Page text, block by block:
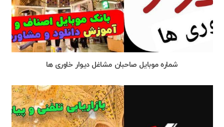
شماره موبایل صاحبان مشاغل دیوار خاوری ها